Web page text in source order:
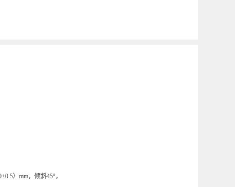
）mm，倾斜45°，